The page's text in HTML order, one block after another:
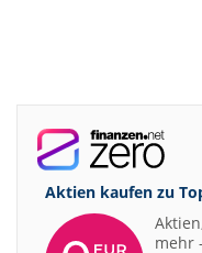
Aktien kaufen zu
mehr